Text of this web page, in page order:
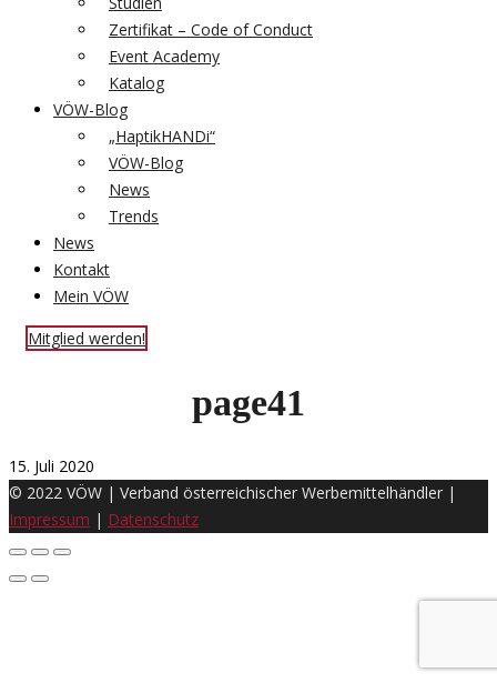
Zertifikat – Code of Conduct
Event Academy
Katalog
VÖW-Blog
„HaptikHANDi“
VÖW-Blog
News
Trends
News
Kontakt
Mein VÖW
Mitglied werden!
page41
15. Juli 2020
© 2022 VÖW | Verband österreichischer Werbemittelhändler |
Impressum | Datenschutz